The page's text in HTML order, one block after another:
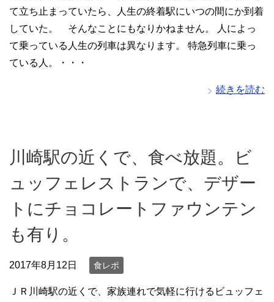
て立ち止まっていたら、人生の終着駅にいつの間にか到着
していた。 そんなことにもなりかねません。 人によっ
て乗っている人生の列車は異なります。 特急列車に乗っ
ている人。・・・
続きを読む
川崎駅の近くで、食べ放題。ビ
ュッフェレストランで、デザー
トにチョコレートファウンテン
も有り。
2017年8月12日 食レポ
ＪＲ川崎駅の近くで、家族連れで気軽に行けるビュッフェ